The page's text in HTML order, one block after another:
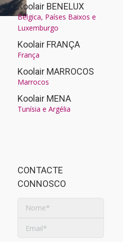
Koolair BENELUX
Bélgica, Países Baixos e
Luxemburgo
Koolair FRANÇA
França
Koolair MARROCOS
Marrocos
Koolair MENA
Tunísia e Argélia
CONTACTE
CONNOSCO